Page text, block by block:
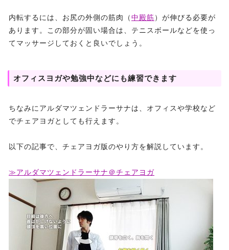
内転するには、お尻の外側の筋肉（中殿筋）が伸びる必要が
あります。この部分が固い場合は、テニスボールなどを使っ
てマッサージしておくと良いでしょう。
オフィスヨガや勉強中などにも練習できます
ちなみにアルダマツェンドラーサナは、オフィスや学校など
でチェアヨガとしても行えます。
以下の記事で、チェアヨガ版のやり方を解説しています。
≫アルダマツェンドラーサナ＠チェアヨガ